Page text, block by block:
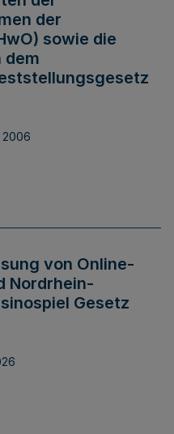
der
sowie die
dem
2006
von Online-
Nordrhein-
Gesetz